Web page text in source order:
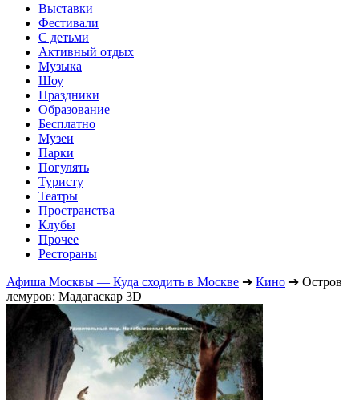
Выставки
Фестивали
С детьми
Активный отдых
Музыка
Шоу
Праздники
Образование
Бесплатно
Музеи
Парки
Погулять
Туристу
Театры
Пространства
Клубы
Прочее
Рестораны
Афиша Москвы — Куда сходить в Москве ➔ Кино ➔ Остров
лемуров: Мадагаскар 3D